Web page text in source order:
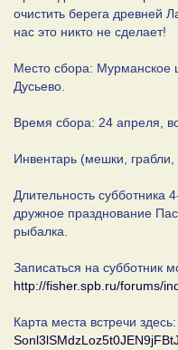
очистить берега древней
нас это никто не сделает!
Место сбора: Мурманское
Дусьево.
Время сбора: 24 апреля,
Инвентарь (мешки, грабли,
Длительность субботника
дружное празднование
рыбалка.
Записаться на субботник
http://fisher.spb.ru/forums/
Карта места встречи здесь: